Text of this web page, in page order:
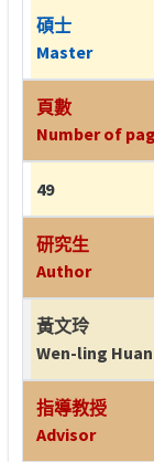
碩士
Master
頁數
Number of
49
研究生
Author
黃文玲
Wen-ling
指導教授
Advisor